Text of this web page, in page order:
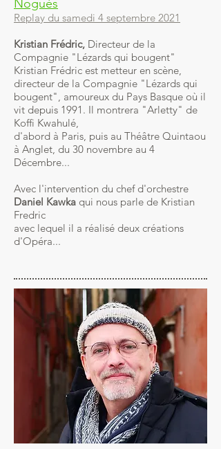
Noguès
Replay du samedi 4 septembre 2021
Kristian Frédric, Directeur de la
Compagnie "Lézards qui bougent"
Kristian Frédric est metteur en scène,
directeur de la Compagnie "Lézards qui
bougent", amoureux du Pays Basque où il
vit depuis 1991. Il montrera "Arletty" de
Koffi Kwahulé,
d'abord à Paris, puis au Théâtre Quintaou
à Anglet, du 30 novembre au 4
Décembre...
Avec l'intervention du chef d'orchestre
Daniel Kawka qui nous parle de Kristian
Fredric
avec lequel il a réalisé deux créations
d'Opéra...